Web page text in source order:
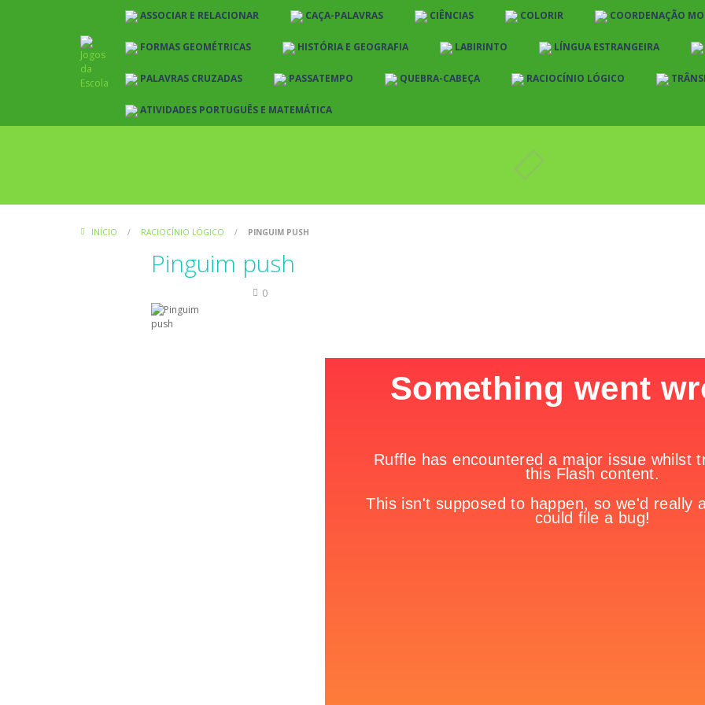
ASSOCIAR E RELACIONAR CAÇA-PALAVRAS CIÊNCIAS COLORIR COORDENAÇÃO
FORMAS GEOMÉTRICAS HISTÓRIA E GEOGRAFIA LABIRINTO LÍNGUA ESTRANGEIRA
PALAVRAS CRUZADAS PASSATEMPO QUEBRA-CABEÇA RACIOCÍNIO LÓGICO
ATIVIDADES PORTUGUÊS E MATEMÁTICA
INÍCIO / RACIOCÍNIO LÓGICO / PINGUIM PUSH
Pinguim push
0